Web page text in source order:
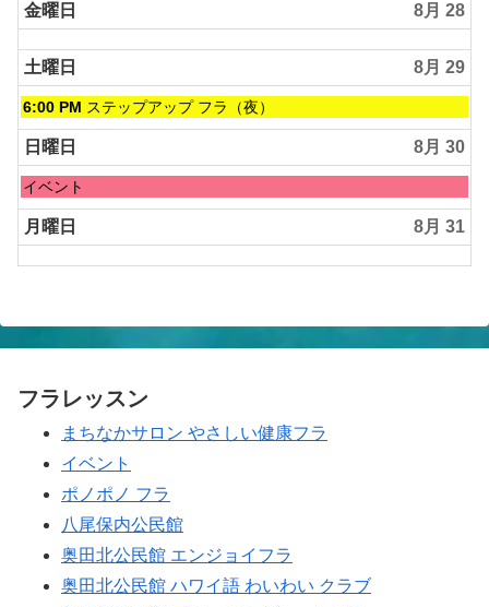
金曜日 8月 28
土曜日 8月 29
土
曜
日,
8
月
2026
6:00 PM ステップアップ フラ（夜）
日曜日 8月 30
日
曜
日,
8
月
イベント
月曜日 8月 31
フラレッスン
まちなかサロン やさしい健康フラ
イベント
ポノポノ フラ
八尾保内公民館
奥田北公民館 エンジョイフラ
奥田北公民館 ハワイ語 わいわい クラブ